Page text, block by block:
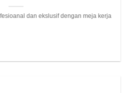
dan ekslusif dengan meja kerja